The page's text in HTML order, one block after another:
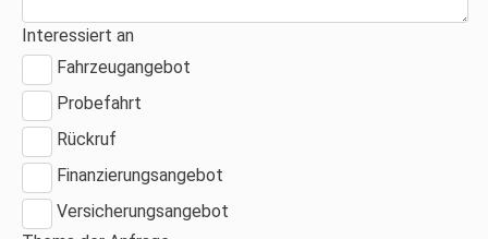
Interessiert an
Fahrzeugangebot
Probefahrt
Rückruf
Finanzierungsangebot
Versicherungsangebot